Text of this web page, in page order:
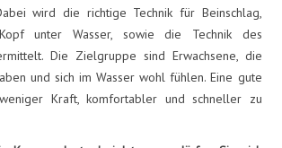
wird die richtige Technik für Beinschlag,
unter Wasser, sowie die Technik des
Die Zielgruppe sind Erwachsene, die
und sich im Wasser wohl fühlen. Eine gute
Kraft, komfortabler und schneller zu